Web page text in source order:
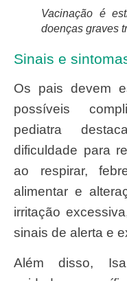
Vacinação é
doenças graves
Sinais e
Os pais devem estar atentos aos sinais de
possíveis
pediatra
dificuldade para
ao respirar,
alimentar e
irritação
sinais de alerta e
Além disso, Isabella Barreto recomenda